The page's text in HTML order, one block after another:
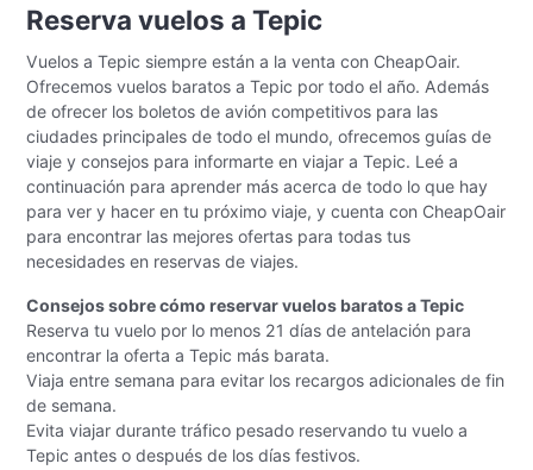
Reserva vuelos a Tepic
Vuelos a Tepic siempre están a la venta con CheapOair.
Ofrecemos vuelos baratos a Tepic por todo el año. Además
de ofrecer los boletos de avión competitivos para las
ciudades principales de todo el mundo, ofrecemos guías de
viaje y consejos para informarte en viajar a Tepic. Leé a
continuación para aprender más acerca de todo lo que hay
para ver y hacer en tu próximo viaje, y cuenta con CheapOair
para encontrar las mejores ofertas para todas tus
necesidades en reservas de viajes.
Consejos sobre cómo reservar vuelos baratos a Tepic
Reserva tu vuelo por lo menos 21 días de antelación para
encontrar la oferta a Tepic más barata.
Viaja entre semana para evitar los recargos adicionales de fin
de semana.
Evita viajar durante tráfico pesado reservando tu vuelo a
Tepic antes o después de los días festivos.